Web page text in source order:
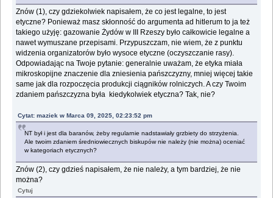
Znów (1), czy gdziekolwiek napisałem, że co jest legalne, to jest
etyczne? Ponieważ masz skłonność do argumenta ad hitlerum to ja też
takiego użyję: gazowanie Żydów w III Rzeszy było całkowicie legalne a
nawet wymuszane przepisami. Przypuszczam, nie wiem, że z punktu
widzenia organizatorów było wysoce etyczne (oczyszczanie rasy).
Odpowiadając na Twoje pytanie: generalnie uważam, że etyka miała
mikroskopijne znaczenie dla zniesienia pańszczyzny, mniej więcej takie
same jak dla rozpoczęcia produkcji ciągników rolniczych. A czy Twoim
zdaniem pańszczyzna była kiedykolwiek etyczna? Tak, nie?
Cytat: maziek w Marca 09, 2025, 02:23:52 pm
NT był i jest dla baranów, żeby regularnie nadstawiały grzbiety do strzyżenia.
Ale twoim zdaniem średniowiecznych biskupów nie należy (nie można) oceniać
w kategoriach etycznych?
Znów (2), czy gdzieś napisałem, że nie należy, a tym bardziej, że nie
można?
Cytuj